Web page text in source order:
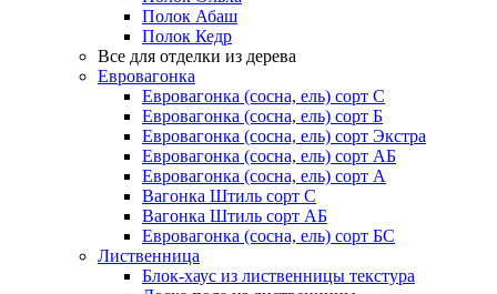
Полок Абаш
Полок Кедр
Все для отделки из дерева
Евровагонка
Евровагонка (сосна, ель) сорт С
Евровагонка (сосна, ель) сорт Б
Евровагонка (сосна, ель) сорт Экстра
Евровагонка (сосна, ель) сорт АБ
Евровагонка (сосна, ель) сорт А
Вагонка Штиль сорт С
Вагонка Штиль сорт АБ
Евровагонка (сосна, ель) сорт БС
Лиственница
Блок-хаус из лиственницы текстура